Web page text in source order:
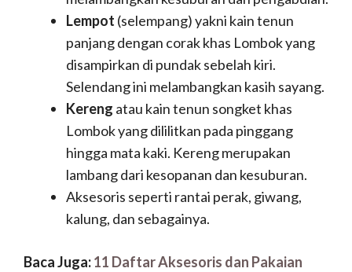
Lempot (selempang) yakni kain tenun
panjang dengan corak khas Lombok yang
disampirkan di pundak sebelah kiri.
Selendang ini melambangkan kasih sayang.
Kereng atau kain tenun songket khas
Lombok yang dililitkan pada pinggang
hingga mata kaki. Kereng merupakan
lambang dari kesopanan dan kesuburan.
Aksesoris seperti rantai perak, giwang,
kalung, dan sebagainya.
Baca Juga:11 Daftar Aksesoris dan Pakaian